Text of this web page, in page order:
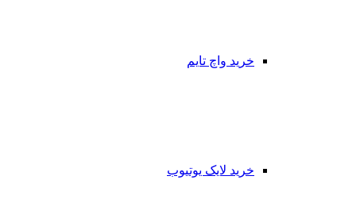
خرید واچ تایم
خرید لایک یوتیوب